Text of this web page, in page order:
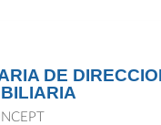
DE